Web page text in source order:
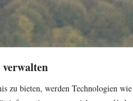
zu bieten, werden Technologien wie